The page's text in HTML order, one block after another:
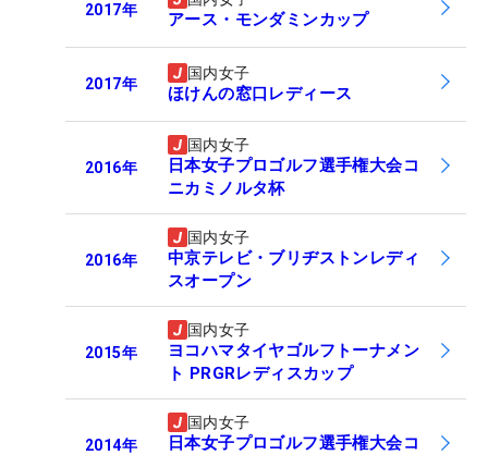
2017年 アース・モンダミンカップ
2017年
国内女子
ほけんの窓口レディース
2016年
国内女子
日本女子プロゴルフ選手権大会コ
ニカミノルタ杯
2016年
国内女子
中京テレビ・ブリヂストンレディ
スオープン
2015年
国内女子
ヨコハマタイヤゴルフトーナメン
ト PRGRレディスカップ
2014年
国内女子
日本女子プロゴルフ選手権大会コ